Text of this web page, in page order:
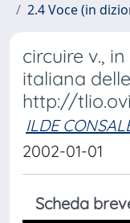
2.4 Voce (in
circuire v.,
italiana
http://
ILDE
2002-01-01
Scheda